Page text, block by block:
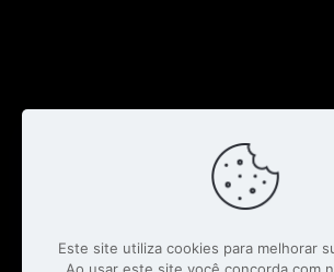
Este site utiliza cookies para melhorar